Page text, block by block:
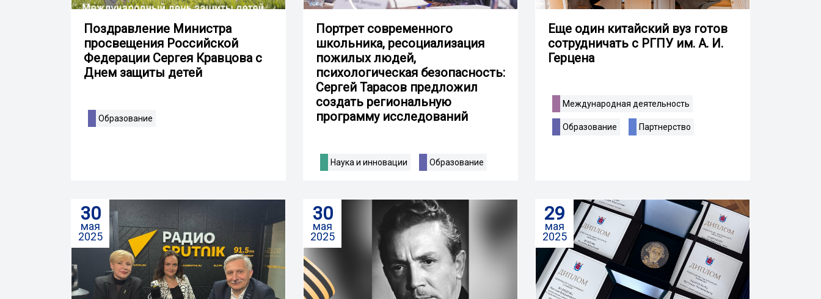
Поздравление Министра
просвещения Российской
Федерации Сергея Кравцова с
Днем защиты детей
Образование
Портрет современного
школьника, ресоциализация
пожилых людей,
психологическая безопасность:
Сергей Тарасов предложил
создать региональную
программу исследований
Наука и инновации Образование
Еще один китайский вуз готов
сотрудничать с РГПУ им. А. И.
Герцена
Международная деятельность
Образование Партнерство
30
мая
2025
30
мая
2025
29
мая
2025